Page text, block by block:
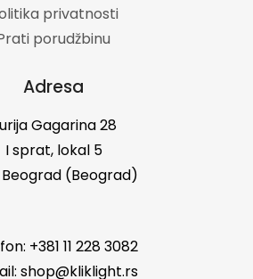
privatnosti
porudžbinu
Adresa
Gagarina 28
I sprat, lokal 5
Beograd (Beograd)
+381 11 228 3082
shop@kliklight.rs